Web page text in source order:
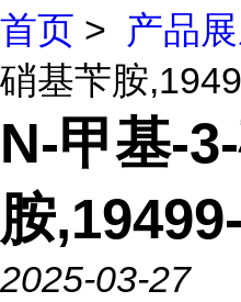
首页 > 产品
硝基苄胺
N-甲基-
胺
2025-03-27